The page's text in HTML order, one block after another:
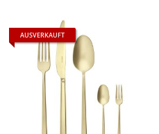
AUSVERKAUFT